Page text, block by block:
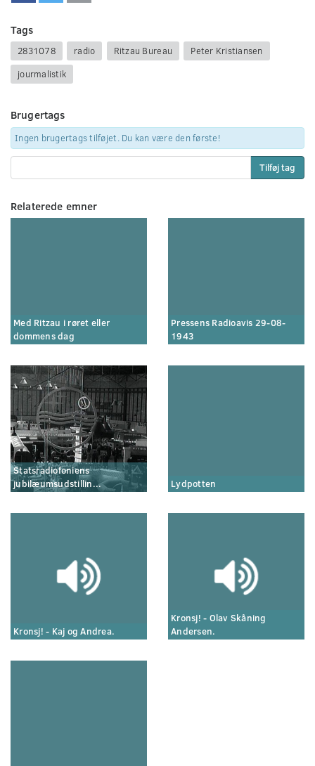
Tags
2831078 radio Ritzau Bureau
Peter Kristiansen
jourmalistik
Brugertags
Ingen brugertags tilføjet. Du kan være den første!
Tilføj tag
Relaterede emner
Med Ritzau i røret eller
dommens dag
Pressens Radioavis 29-08-
1943
Statsradiofoniens
jubilæumsudstillin...
Lydpotten
Kronsj! - Kaj og Andrea.
Kronsj! - Olav Skåning
Andersen.